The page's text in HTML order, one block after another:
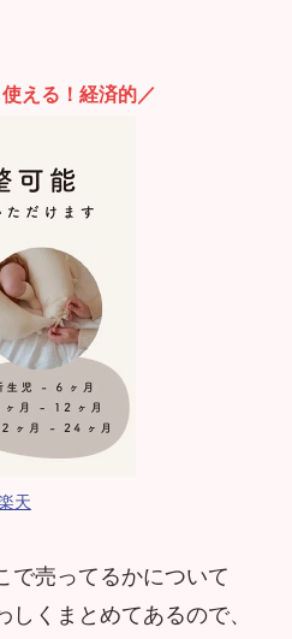
える！経済的／
天
で売ってるかについて
くまとめてあるので、